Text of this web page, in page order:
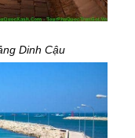
Dinh Cậu